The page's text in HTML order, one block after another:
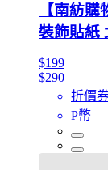
【南紡
裝飾貼紙
$199
$290
折價
P幣